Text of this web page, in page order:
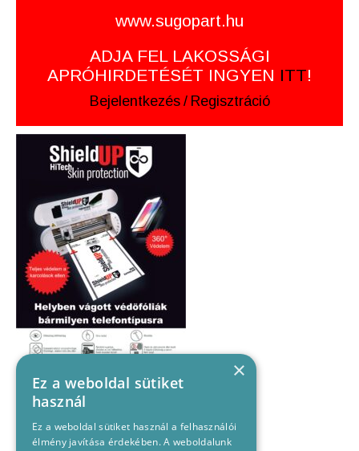
www.sugopart.hu
ADJA FEL LAKOSSÁGI
APRÓHIRDETÉSÉT INGYEN ITT!
Bejelentkezés / Regisztráció
×
Ez a weboldal sütiket
használ
Ez a weboldal sütiket használ a felhasználói
élmény javítása érdekében. A weboldalunk